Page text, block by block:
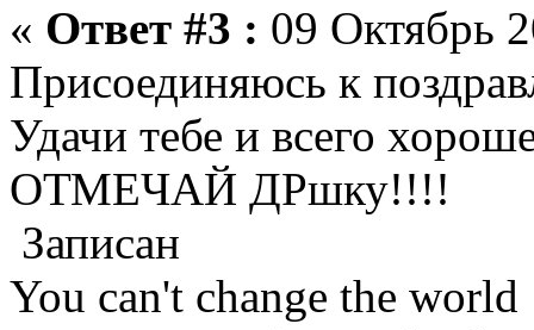
« Ответ #3 : 09 Октябрь
Присоединяюсь к
Удачи тебе и всего
ОТМЕЧАЙ ДРшку!!!!
Записан
You can't change the world